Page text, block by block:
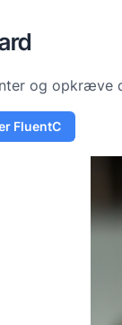
og
FluentC